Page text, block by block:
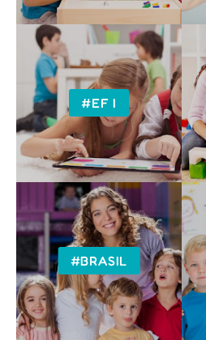
#EF I
#BRASIL